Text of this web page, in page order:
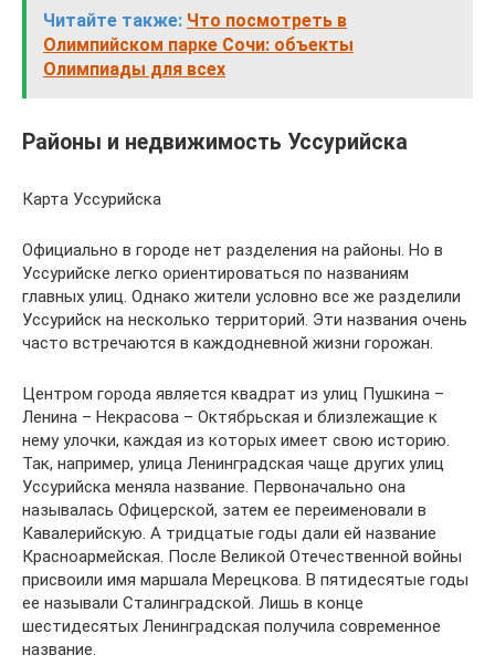
Читайте также: Что посмотреть в
Олимпийском парке Сочи: объекты
Олимпиады для всех
Районы и недвижимость Уссурийска
Карта Уссурийска
Официально в городе нет разделения на районы. Но в
Уссурийске легко ориентироваться по названиям
главных улиц. Однако жители условно все же разделили
Уссурийск на несколько территорий. Эти названия очень
часто встречаются в каждодневной жизни горожан.
Центром города является квадрат из улиц Пушкина –
Ленина – Некрасова – Октябрьская и близлежащие к
нему улочки, каждая из которых имеет свою историю.
Так, например, улица Ленинградская чаще других улиц
Уссурийска меняла название. Первоначально она
называлась Офицерской, затем ее переименовали в
Кавалерийскую. А тридцатые годы дали ей название
Красноармейская. После Великой Отечественной войны
присвоили имя маршала Мерецкова. В пятидесятые годы
ее называли Сталинградской. Лишь в конце
шестидесятых Ленинградская получила современное
название.